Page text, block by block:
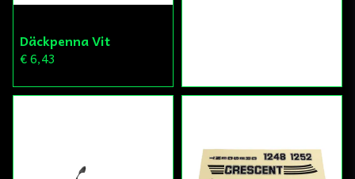
Däckpenna Vit
€ 6,43